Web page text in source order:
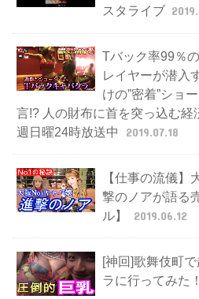
スタライブ
Tバック率99％
レイヤーが潜入
けの”密着”ショ
言!? 人の財布に首を突っ込む
週日曜24時放送中
2019.07.18
【仕事の流儀】
撃のノアが語る
ル】
2019.06.12
[神回]歌舞伎町
ラに行ってみた